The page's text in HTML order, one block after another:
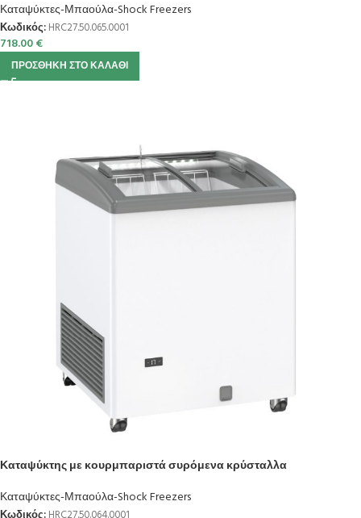
Καταψύκτες-Μπαούλα-Shock Freezers
Κωδικός: HRC27.50.065.0001
718.00€
ΠΡΟΣΘΉΚΗ ΣΤΟ ΚΑΛΆΘΙ
Καταψύκτης με κουρμπαριστά συρόμενα κρύσταλλα
Καταψύκτες-Μπαούλα-Shock Freezers